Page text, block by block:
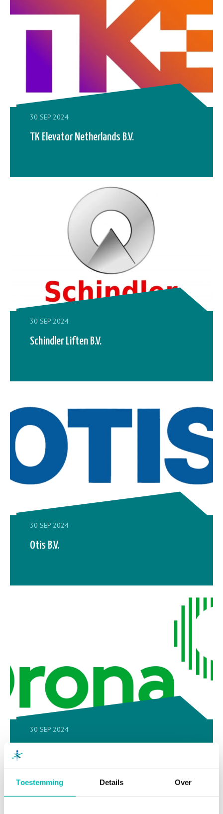
Toestemming Details Over
30 SEP 2024
TK Elevator Netherlands B.V.
30 SEP 2024
Schindler Liften B.V.
30 SEP 2024
Otis B.V.
30 SEP 2024